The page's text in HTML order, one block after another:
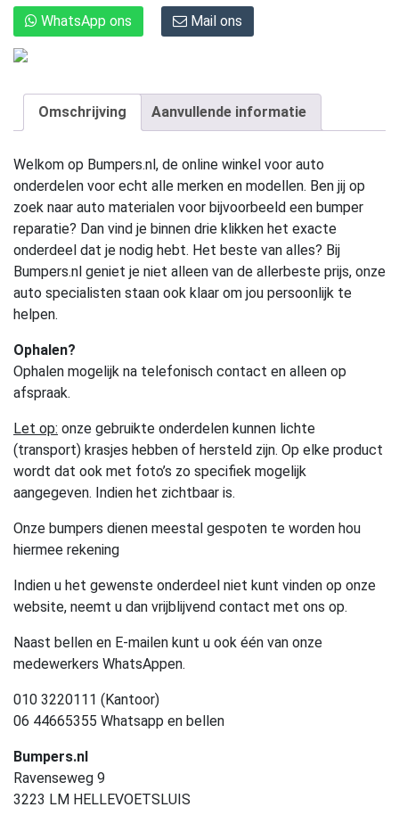
WhatsApp ons Mail ons
Omschrijving Aanvullende informatie
Welkom op Bumpers.nl, de online winkel voor auto
onderdelen voor echt alle merken en modellen. Ben jij op
zoek naar auto materialen voor bijvoorbeeld een bumper
reparatie? Dan vind je binnen drie klikken het exacte
onderdeel dat je nodig hebt. Het beste van alles? Bij
Bumpers.nl geniet je niet alleen van de allerbeste prijs, onze
auto specialisten staan ook klaar om jou persoonlijk te
helpen.
Ophalen?
Ophalen mogelijk na telefonisch contact en alleen op
afspraak.
Let op: onze gebruikte onderdelen kunnen lichte
(transport) krasjes hebben of hersteld zijn. Op elke product
wordt dat ook met foto’s zo specifiek mogelijk
aangegeven. Indien het zichtbaar is.
Onze bumpers dienen meestal gespoten te worden hou
hiermee rekening
Indien u het gewenste onderdeel niet kunt vinden op onze
website, neemt u dan vrijblijvend contact met ons op.
Naast bellen en E-mailen kunt u ook één van onze
medewerkers WhatsAppen.
010 3220111 (Kantoor)
06 44665355 Whatsapp en bellen
Bumpers.nl
Ravenseweg 9
3223 LM HELLEVOETSLUIS